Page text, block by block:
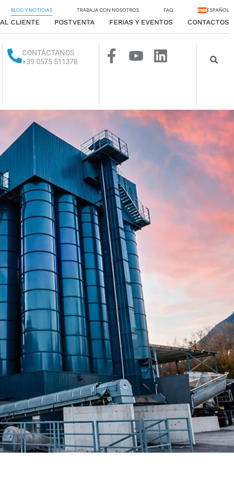
BLOG Y NOTICIAS TRABAJA CON NOSOTROS FAQ ESPAÑOL
CLIENTE POSTVENTA FERIAS Y EVENTOS CONTACTOS
CONTÁCTANOS
+39 0575 511378